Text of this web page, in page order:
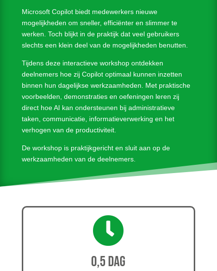
Microsoft Copilot biedt medewerkers nieuwe
mogelijkheden om sneller, efficiënter en slimmer te
werken. Toch blijkt in de praktijk dat veel gebruikers
slechts een klein deel van de mogelijkheden benutten.
Tijdens deze interactieve workshop ontdekken
deelnemers hoe zij Copilot optimaal kunnen inzetten
binnen hun dagelijkse werkzaamheden. Met praktische
voorbeelden, demonstraties en oefeningen leren zij
direct hoe AI kan ondersteunen bij administratieve
taken, communicatie, informatieverwerking en het
verhogen van de productiviteit.
De workshop is praktijkgericht en sluit aan op de
werkzaamheden van de deelnemers.

0,5 dag